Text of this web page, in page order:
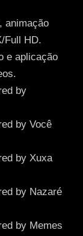
animação
Full HD.
e aplicação
by
by Você
by Xuxa
by Nazaré
by Memes